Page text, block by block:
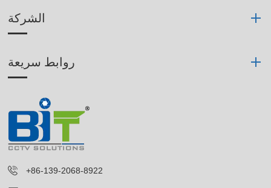
الشركة
روابط سريعة
+86-139-2068-8922